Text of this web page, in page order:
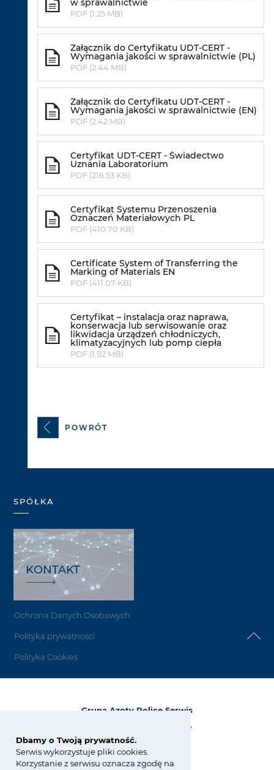
Dbamy o Twoją prywatność.
Serwis wykorzystuje pliki cookies.
Korzystanie z serwisu oznacza zgodę na
w sprawalnictwie
PDF (1.25 MB)
Załącznik do Certyfikatu UDT-CERT -
Wymagania jakości w sprawalnictwie (PL)
PDF (2.44 MB)
Załącznik do Certyfikatu UDT-CERT -
Wymagania jakości w sprawalnictwie (EN)
PDF (2.42 MB)
Certyfikat UDT-CERT - Świadectwo
Uznania Laboratorium
PDF (216.53 KB)
Certyfikat Systemu Przenoszenia
Oznaczeń Materiałowych PL
PDF (410.70 KB)
Certificate System of Transferring the
Marking of Materials EN
PDF (411.07 KB)
Certyfikat – instalacja oraz naprawa,
konserwacja lub serwisowanie oraz
likwidacja urządzeń chłodniczych,
klimatyzacyjnych lub pomp ciepła
PDF (1.92 MB)
POWRÓT
SPÓŁKA
KONTAKT
Ochrona Danych Osobowych
Polityka prywatności
Polityka Cookies
Grupa Azoty Police Serwis
ul. Kuźnicka 1, 72-010 Police
NIP: 851-27-62-680
KRS: 0000099823